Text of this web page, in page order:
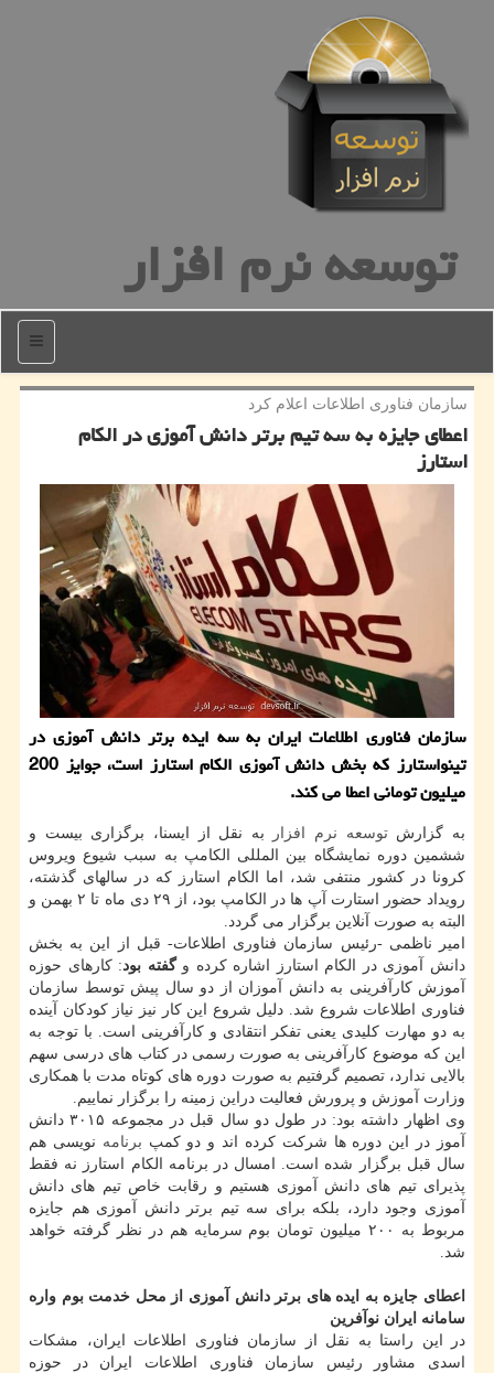
توسعه نرم افزار
منو
سازمان فناوری اطلاعات اعلام كرد
اعطای جایزه به سه تیم برتر دانش آموزی در الكام
استارز
سازمان فناوری اطلاعات ایران به سه ایده برتر دانش آموزی در
تینواستارز که بخش دانش آموزی الکام استارز است، جوایز 200
میلیون تومانی اعطا می کند.
به گزارشتوسعه نرم افزار
به نقل از ایسنا، برگزاری بیست و
ششمین دوره نمایشگاه بین المللی الکامپ به سبب شیوع ویروس
کرونا در کشور منتفی شد، اما الکام استارز که در سالهای گذشته،
رویداد حضور استارت آپ ها در الکامپ بود، از ۲۹ دی ماه تا ۲ بهمن و
البته به صورت آنلاین برگزار می گردد.
امیر ناظمی -رئیس سازمان فناوری اطلاعات- قبل از این به بخش
دانش آموزی در الکام استارز اشاره کرده وگفته بود: کارهای حوزه
آموزش کارآفرینی به دانش آموزان از دو سال پیش توسط سازمان
فناوری اطلاعات شروع شد. دلیل شروع این کار نیز نیاز کودکان آینده
به دو مهارت کلیدی یعنی تفکر انتقادی و کارآفرینی است. با توجه به
این که موضوع کارآفرینی به صورت رسمی در کتاب های درسی سهم
بالایی ندارد، تصمیم گرفتیم به صورت دوره های کوتاه مدت با همکاری
وزارت آموزش و پرورش فعالیت دراین زمینه را برگزار نماییم.
وی اظهار داشته بود: در طول دو سال قبل در مجموعه ۳۰۱۵ دانش
آموز در این دوره ها شرکت کرده اند و دو کمپ برنامه نویسی هم
سال قبل برگزار شده است. امسال در برنامه الکام استارز نه فقط
پذیرای تیم های دانش آموزی هستیم و رقابت خاص تیم های دانش
آموزی وجود دارد، بلکه برای سه تیم برتر دانش آموزی هم جایزه
مربوط به ۲۰۰ میلیون تومان بوم سرمایه هم در نظر گرفته خواهد
شد.
اعطای جایزه به ایده های برتر دانش آموزی از محل خدمت بوم واره
سامانه ایران نوآفرین
در این راستا به نقل از سازمان فناوری اطلاعات ایران، مشکات
اسدی مشاور رئیس سازمان فناوری اطلاعات ایران در حوزه